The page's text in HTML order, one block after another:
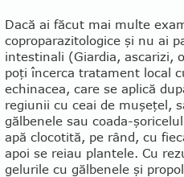
Dacă ai făcut mai multe
copropara­zitologice şi nu ai
intestinali (Giardia, ascarizi,
poţi încerca tratament local
echinacea, care se aplică
regiunii cu ceai de muşeţel,
gălbenele sau coada-
apă clocotită, pe rând, cu
apoi se reiau plantele. Cu
gelurile cu gălbenele şi